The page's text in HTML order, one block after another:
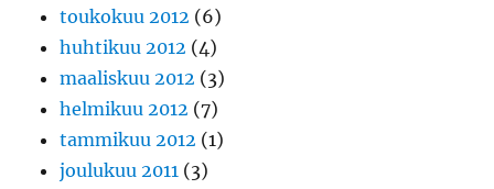
toukokuu 2012 (6)
huhtikuu 2012 (4)
maaliskuu 2012 (3)
helmikuu 2012 (7)
tammikuu 2012 (1)
joulukuu 2011 (3)